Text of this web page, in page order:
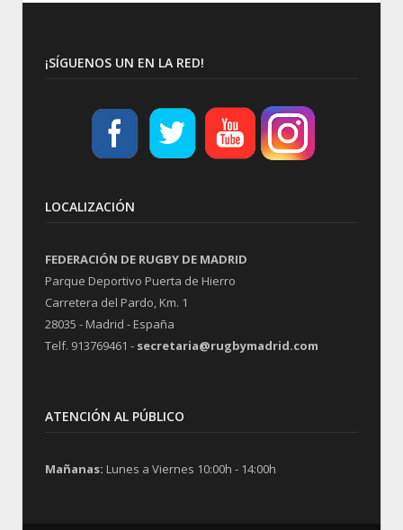
¡SÍGUENOS UN EN LA RED!
LOCALIZACIÓN
FEDERACIÓN DE RUGBY DE MADRID
Parque Deportivo Puerta de Hierro
Carretera del Pardo, Km. 1
28035 - Madrid - España
Telf. 913769461 - secretaria@rugbymadrid.com
ATENCIÓN AL PÚBLICO
Mañanas: Lunes a Viernes 10:00h - 14:00h